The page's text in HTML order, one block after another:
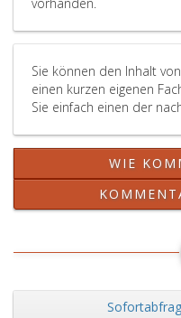
Sie können den Inhalt
einen kurzen eigenen
Sie einfach einen der
WIE